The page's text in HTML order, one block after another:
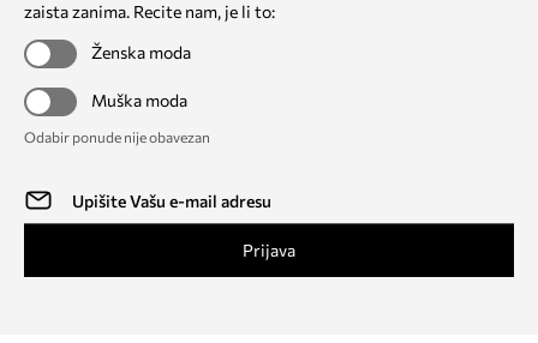
zaista zanima. Recite nam, je li to:
Ženska moda
Muška moda
Odabir ponude nije obavezan
Prijava